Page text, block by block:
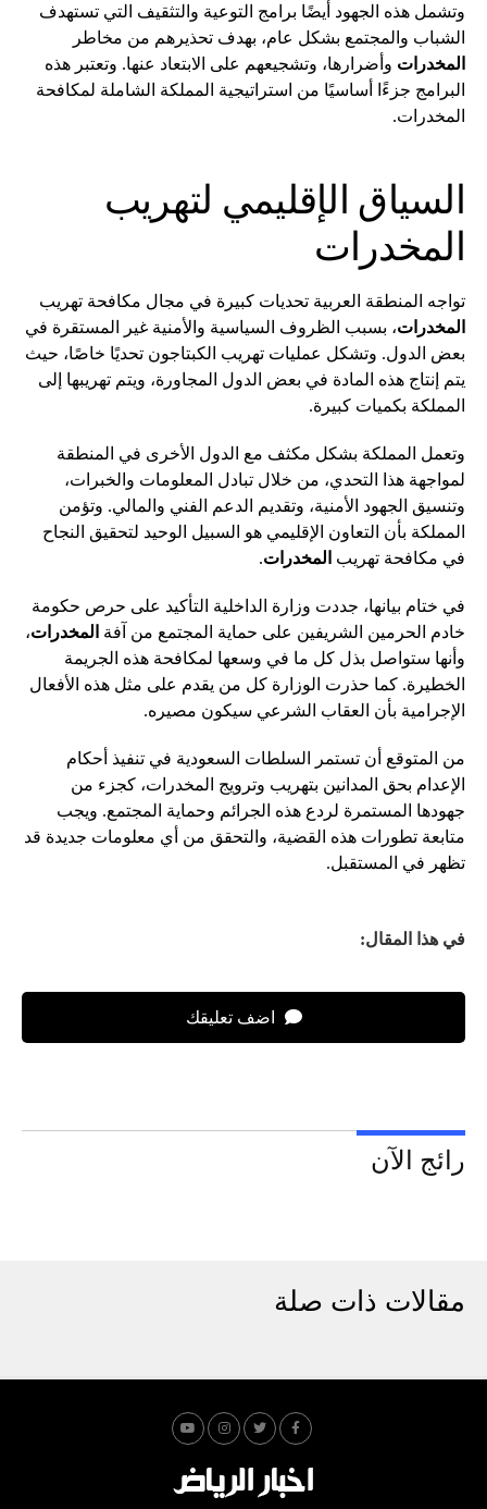
وتشمل هذه الجهود أيضًا برامج التوعية والتثقيف التي تستهدف
الشباب والمجتمع بشكل عام، بهدف تحذيرهم من مخاطر
المخدرات وأضرارها، وتشجيعهم على الابتعاد عنها. وتعتبر هذه
البرامج جزءًا أساسيًا من استراتيجية المملكة الشاملة لمكافحة
المخدرات.
السياق الإقليمي لتهريب
المخدرات
تواجه المنطقة العربية تحديات كبيرة في مجال مكافحة تهريب
المخدرات، بسبب الظروف السياسية والأمنية غير المستقرة في
بعض الدول. وتشكل عمليات تهريب الكبتاجون تحديًا خاصًا، حيث
يتم إنتاج هذه المادة في بعض الدول المجاورة، ويتم تهريبها إلى
المملكة بكميات كبيرة.
وتعمل المملكة بشكل مكثف مع الدول الأخرى في المنطقة
لمواجهة هذا التحدي، من خلال تبادل المعلومات والخبرات،
وتنسيق الجهود الأمنية، وتقديم الدعم الفني والمالي. وتؤمن
المملكة بأن التعاون الإقليمي هو السبيل الوحيد لتحقيق النجاح
في مكافحة تهريب المخدرات.
في ختام بيانها، جددت وزارة الداخلية التأكيد على حرص حكومة
خادم الحرمين الشريفين على حماية المجتمع من آفة المخدرات،
وأنها ستواصل بذل كل ما في وسعها لمكافحة هذه الجريمة
الخطيرة. كما حذرت الوزارة كل من يقدم على مثل هذه الأفعال
الإجرامية بأن العقاب الشرعي سيكون مصيره.
من المتوقع أن تستمر السلطات السعودية في تنفيذ أحكام
الإعدام بحق المدانين بتهريب وترويج المخدرات، كجزء من
جهودها المستمرة لردع هذه الجرائم وحماية المجتمع. ويجب
متابعة تطورات هذه القضية، والتحقق من أي معلومات جديدة قد
تظهر في المستقبل.
في هذا المقال:
اضف تعليقك
رائج الآن
مقالات ذات صلة